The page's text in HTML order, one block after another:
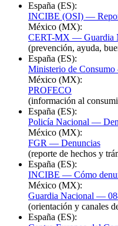
España (ES):
INCIBE (OSI) —
México (MX):
CERT-MX — Guardia
(prevención, ayuda,
España (ES):
Ministerio de
México (MX):
PROFECO
(información al
España (ES):
Policía Nacional —
México (MX):
FGR — Denuncias
(reporte de hechos y
España (ES):
INCIBE — Cómo
México (MX):
Guardia Nacional —
(orientación y canales
España (ES):